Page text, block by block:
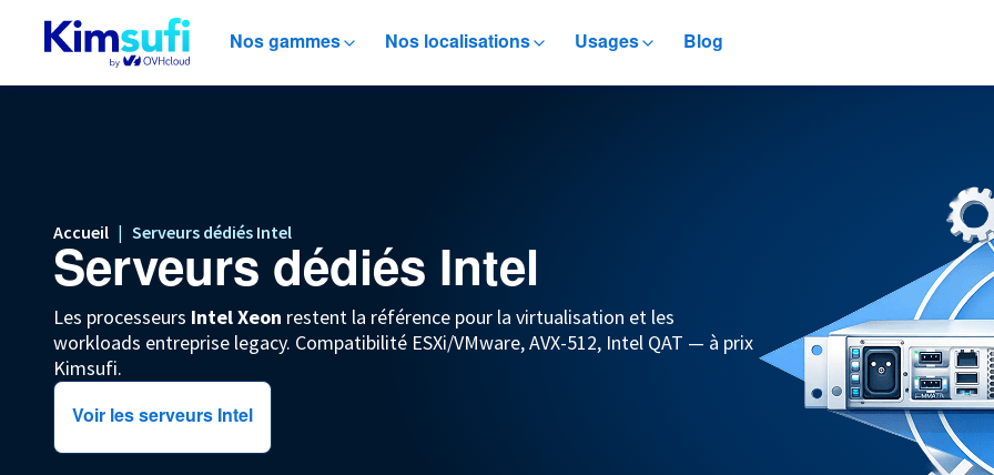
Nos gammes Nos localisations Usages Blog
Accueil | Serveurs dédiés Intel
Serveurs dédiés Intel
Les processeurs Intel Xeon restent la référence pour la virtualisation et les
workloads entreprise legacy. Compatibilité ESXi/VMware, AVX-512, Intel QAT — à prix
Kimsufi.
Voir les serveurs Intel